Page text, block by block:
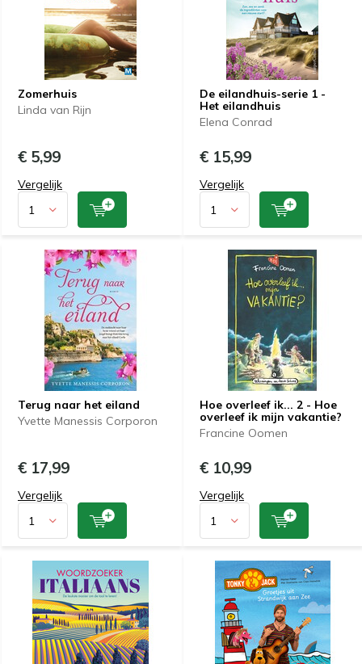
Zomerhuis
Linda van Rijn
€ 5,99
Vergelijk
De eilandhuis-serie 1 -
Het eilandhuis
Elena Conrad
€ 15,99
Vergelijk
Terug naar het eiland
Yvette Manessis Corporon
€ 17,99
Vergelijk
Hoe overleef ik... 2 - Hoe
overleef ik mijn vakantie?
Francine Oomen
€ 10,99
Vergelijk